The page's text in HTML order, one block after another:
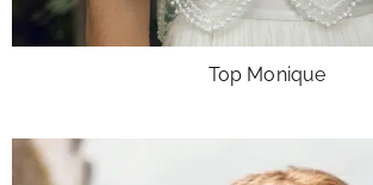
Top Monique